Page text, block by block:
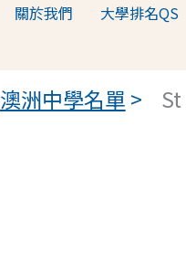
關於我們 大學排名QS
澳洲中學名單 >